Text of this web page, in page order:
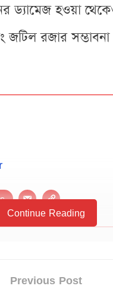
ড্যামেজ হওয়া
জটিল রজার
Continue Reading
Previous Post